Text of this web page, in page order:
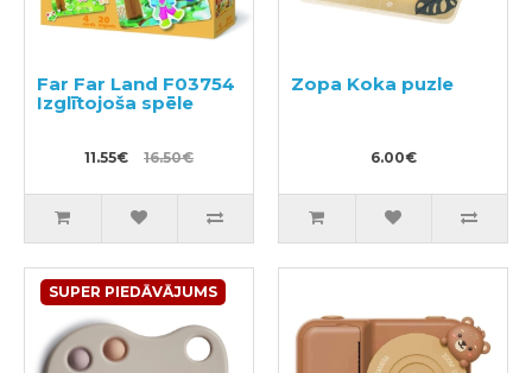
Far Far Land F03754
Izglītojoša spēle
11.55€ 16.50€
Zopa Koka puzle
6.00€
SUPER PIEDĀVĀJUMS